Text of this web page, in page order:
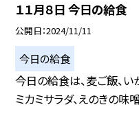
１１月８日 今日の給食
公開日 2024/11/11
今日の給食
今日の給食は、麦ご飯、
ミカミサラダ、えのきの味